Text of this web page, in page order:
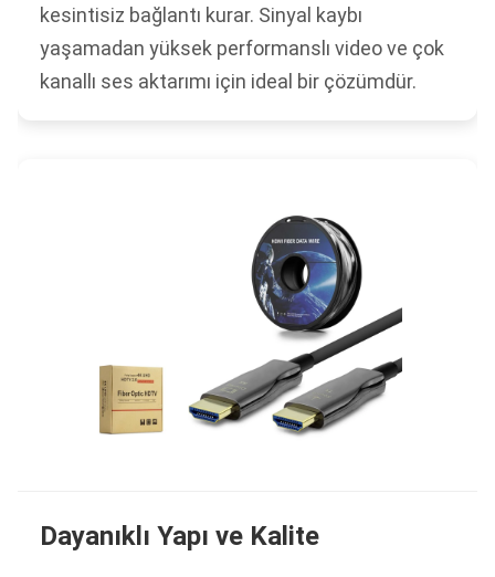
kesintisiz bağlantı kurar. Sinyal kaybı
yaşamadan yüksek performanslı video ve çok
kanallı ses aktarımı için ideal bir çözümdür.
Dayanıklı Yapı ve Kalite